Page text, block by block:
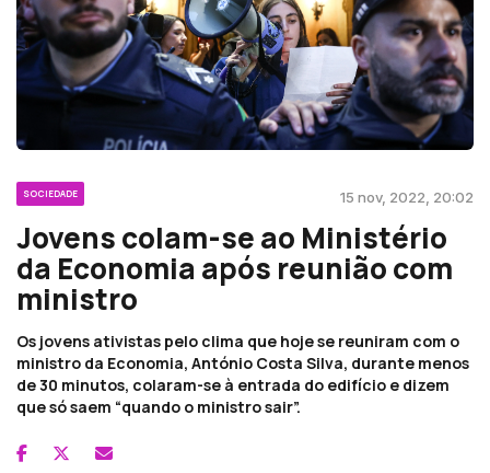
SOCIEDADE 15 nov, 2022, 20:02
Jovens colam-se ao Ministério
da Economia após reunião com
ministro
Os jovens ativistas pelo clima que hoje se reuniram com o
ministro da Economia, António Costa Silva, durante menos
de 30 minutos, colaram-se à entrada do edifício e dizem
que só saem “quando o ministro sair”.